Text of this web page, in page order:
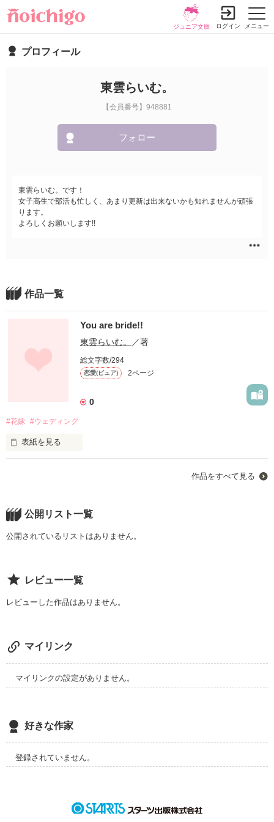
メニュー
ジュニア文庫 ログイン
プロフィール
東雲らいむ。
【会員番号】948881
フォロー
東雲らいむ。です！
女子高生で部活も忙しく、あまり更新は出来ないかも知れませんが頑張
ります。
よろしくお願いします!!
作品一覧
You are bride!!
東雲らいむ。 ／著
総文字数/294
恋愛(ピュア) 2ページ
0
#花嫁 #ウェディング
表紙を見る
作品をすべて見る
公開リスト一覧
公開されているリストはありません。
レビュー一覧
レビューした作品はありません。
マイリンク
マイリンクの設定がありません。
好きな作家
登録されていません。